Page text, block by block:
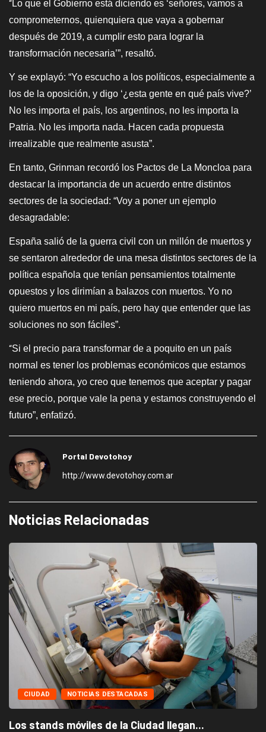
“Lo que el Gobierno está diciendo es ‘señores, vamos a
comprometernos, quienquiera que vaya a gobernar
después de 2019, a cumplir esto para lograr la
transformación necesaria’”, resaltó.
Y se explayó: “Yo escucho a los políticos, especialmente a
los de la oposición, y digo ‘¿esta gente en qué país vive?’
No les importa el país, los argentinos, no les importa la
Patria. No les importa nada. Hacen cada propuesta
irrealizable que realmente asusta”.
En tanto, Grinman recordó los Pactos de La Moncloa para
destacar la importancia de un acuerdo entre distintos
sectores de la sociedad: “Voy a poner un ejemplo
desagradable:
España salió de la guerra civil con un millón de muertos y
se sentaron alrededor de una mesa distintos sectores de la
política española que tenían pensamientos totalmente
opuestos y los dirimían a balazos con muertos. Yo no
quiero muertos en mi país, pero hay que entender que las
soluciones no son fáciles”.
“Si el precio para transformar de a poquito en un país
normal es tener los problemas económicos que estamos
teniendo ahora, yo creo que tenemos que aceptar y pagar
ese precio, porque vale la pena y estamos construyendo el
futuro”, enfatizó.
Portal Devotohoy
http://www.devotohoy.com.ar
Noticias Relacionadas
CIUDAD NOTICIAS DESTACADAS
Los stands móviles de la Ciudad llegan...